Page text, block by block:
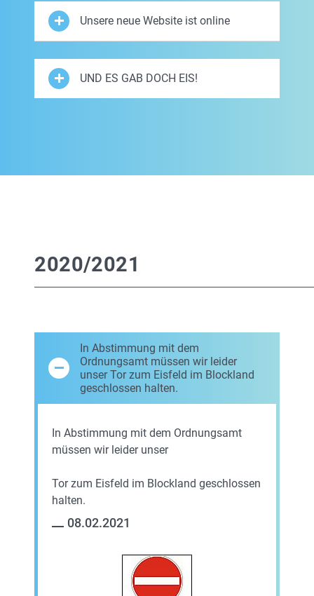
Unsere neue Website ist online
UND ES GAB DOCH EIS!
2020/2021
In Abstimmung mit dem
Ordnungsamt müssen wir leider
unser Tor zum Eisfeld im Blockland
geschlossen halten.
In Abstimmung mit dem Ordnungsamt
müssen wir leider unser
Tor zum Eisfeld im Blockland geschlossen
halten.
08.02.2021